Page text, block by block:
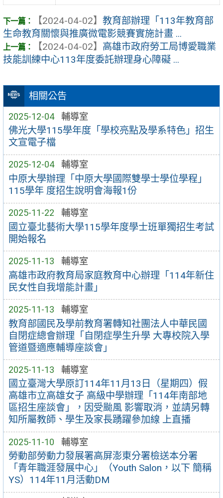
相關公告
2025-12-04 輔導室
佛光大學115學年度「學校亮點及學系特色」招生
文宣電子檔
2025-12-04 輔導室
中原大學辦理「中原大學國際雙學士學位學程」
115學年 度招生說明會海報1份
2025-11-22 輔導室
國立臺北藝術大學115學年度學士班單獨招生考試
開始報名
2025-11-13 輔導室
高雄市政府教育局家庭教育中心辦理「114年新住
民女性自我增能計畫」
2025-11-13 輔導室
教育部國民及學前教育署轉知社團法人中華民國
自閉症總會辦理「自閉症學生升學 大專校院入學
管道暨適應輔導座談會」
2025-11-13 輔導室
國立臺灣大學原訂114年11月13日（星期四）假
高雄市立高雄女子 高級中學辦理「114年南部地
區招生座談會」，因受颱風 影響取消，並請另轉
知所屬教師、學生及家長踴躍參加線 上直播
2025-11-10 輔導室
勞動部勞動力發展署高屏澎東分署檢送本分署
「青年職涯發展中心」（Youth Salon，以下 簡稱
YS）114年11月活動DM
【2024-04-02】 教育部辦理「113年教育部
生命教育關懷與推廣微電影競賽實施計畫 ...
【2024-04-02】 高雄市政府勞工局博愛職業
技能訓練中心113年度委託辦理身心障礙 ...